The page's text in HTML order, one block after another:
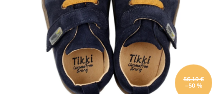
56,19 €
–50 %